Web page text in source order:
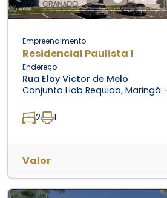
Empreendimento
Residencial Paulista 1
Endereço
Rua Eloy Victor de Melo
Conjunto Hab Requiao, Maringá -
2 1
Valor